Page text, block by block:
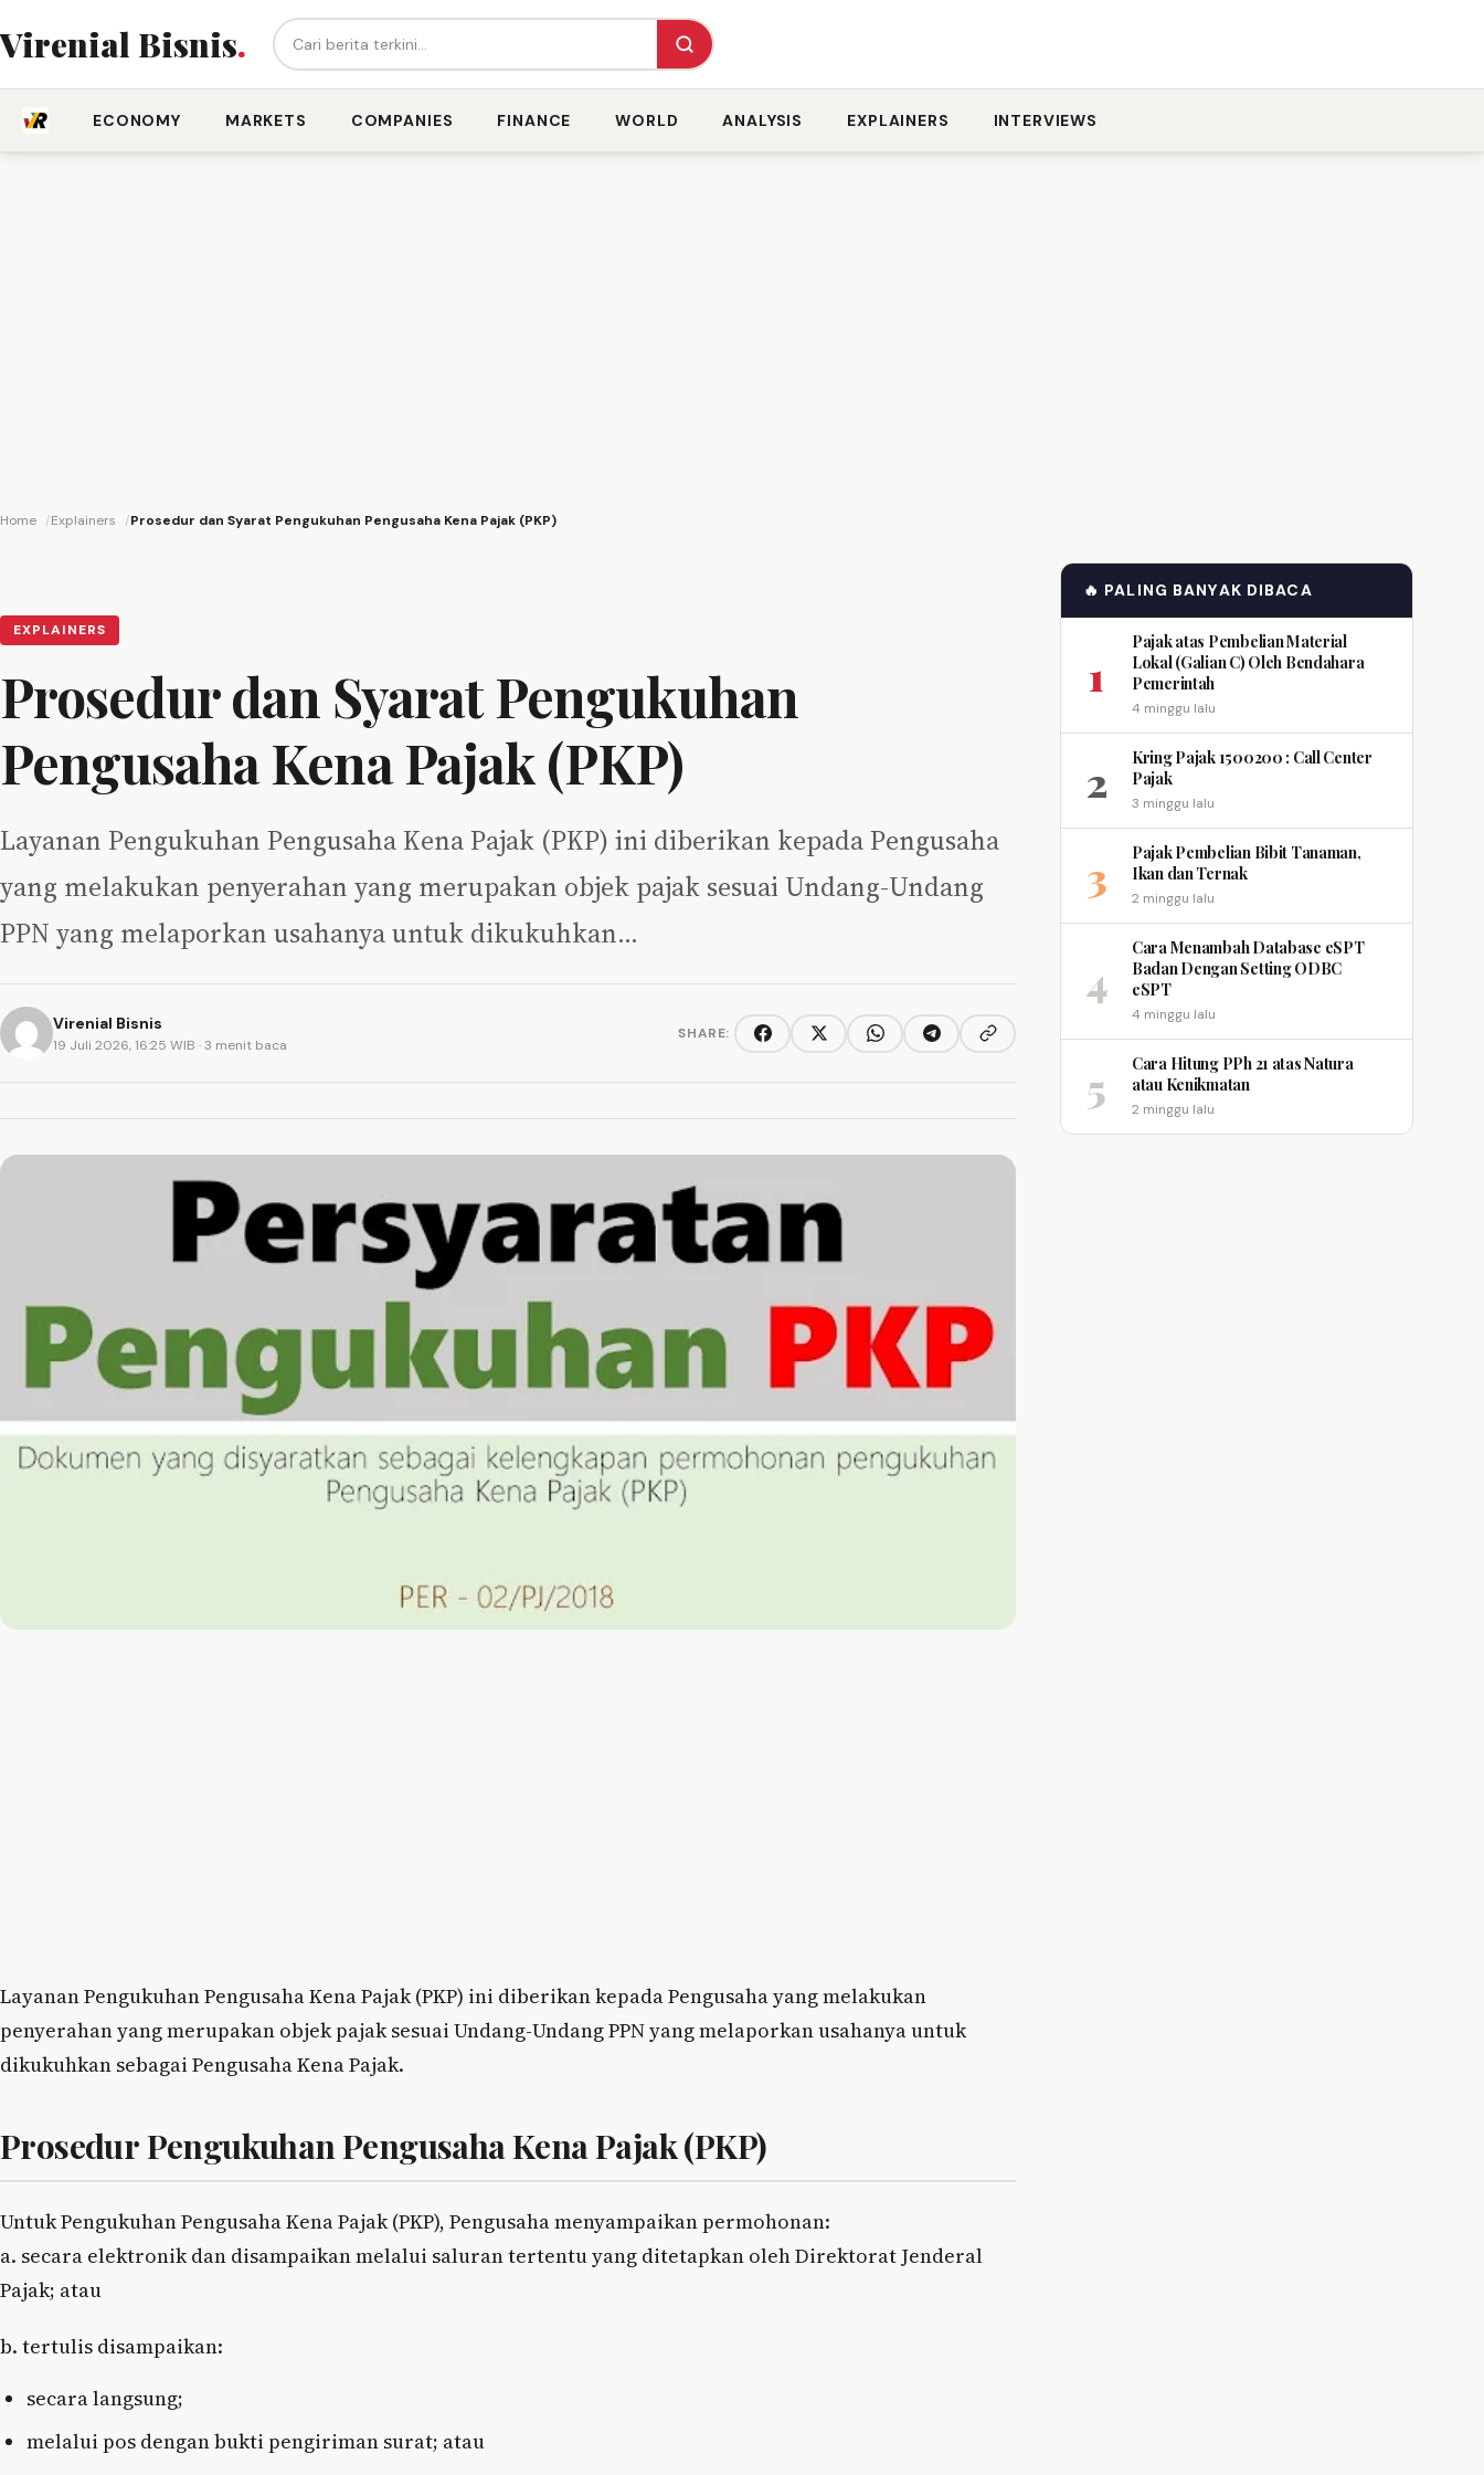
Virenial Bisnis. Cari berita...
ECONOMY MARKETS COMPANIES FINANCE WORLD ANALYSIS EXPLAINERS INTERVIEWS
Home Explainers Prosedur dan Syarat Pengukuhan Pengusaha Kena Pajak (PKP)
EXPLAINERS
Prosedur dan Syarat Pengukuhan
Pengusaha Kena Pajak (PKP)
Layanan Pengukuhan Pengusaha Kena Pajak (PKP) ini diberikan kepada Pengusaha
yang melakukan penyerahan yang merupakan objek pajak sesuai Undang-Undang
PPN yang melaporkan usahanya untuk dikukuhkan…
Virenial Bisnis
19 Juli 2026, 16:25 WIB · 3 menit baca
SHARE: FacebookTwitter/XWhatsAppTelegramCopy link
Layanan Pengukuhan Pengusaha Kena Pajak (PKP) ini diberikan kepada Pengusaha yang melakukan
penyerahan yang merupakan objek pajak sesuai Undang-Undang PPN yang melaporkan usahanya untuk
dikukuhkan sebagai Pengusaha Kena Pajak.
Prosedur Pengukuhan Pengusaha Kena Pajak (PKP)
Untuk Pengukuhan Pengusaha Kena Pajak (PKP), Pengusaha menyampaikan permohonan:
a. secara elektronik dan disampaikan melalui saluran tertentu yang ditetapkan oleh Direktorat Jenderal
Pajak; atau
b. tertulis disampaikan:
secara langsung;
melalui pos dengan bukti pengiriman surat; atau
🔥 PALING BANYAK DIBACA
1
Pajak atas Pembelian Material
Lokal (Galian C) Oleh Bendahara
Pemerintah
4 minggu lalu
2
Kring Pajak 1500200 : Call Center
Pajak
3 minggu lalu
3
Pajak Pembelian Bibit Tanaman,
Ikan dan Ternak
2 minggu lalu
4
Cara Menambah Database eSPT
Badan Dengan Setting ODBC
eSPT
4 minggu lalu
5
Cara Hitung PPh 21 atas Natura
atau Kenikmatan
2 minggu lalu